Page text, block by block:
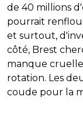
de 40 millions
pourrait
et surtout,
côté, Brest
manque
rotation. Les
coude pour la